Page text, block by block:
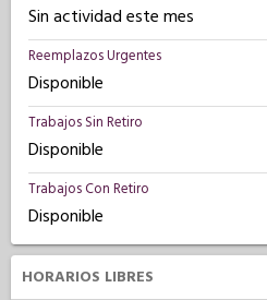
Sin actividad este mes
Reemplazos Urgentes
Disponible
Trabajos Sin Retiro
Disponible
Trabajos Con Retiro
Disponible
HORARIOS LIBRES